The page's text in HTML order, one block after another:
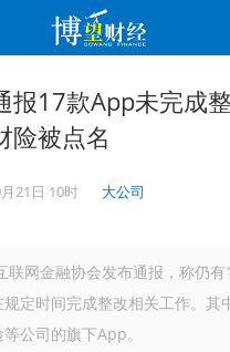
报17款App未完成
险被点名
21日 10时 大公司
联网金融协会发布通报，称仍
定时间完成整改相关工作。其
公司的旗下App。